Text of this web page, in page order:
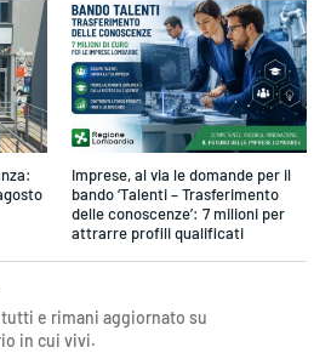
Imprese, al via le domande per il
bando ‘Talenti – Trasferimento
delle conoscenze’: 7 milioni per
attrarre profili qualificati
e rimani aggiornato su
in cui vivi.